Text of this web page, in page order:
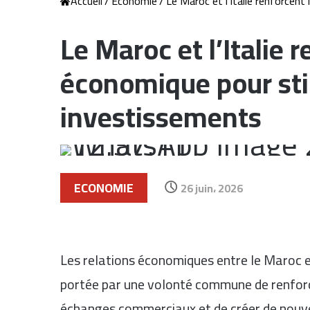
Le Maroc et l’Italie
économique pour
investissements
ECONOMIE 26 juin، 2026
Les relations économiques entre le
portée par une volonté commune de